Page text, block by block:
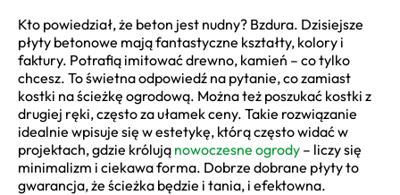
Kto powiedział, że beton jest nudny? Bzdura. Dzisiejsze
płyty betonowe mają fantastyczne kształty, kolory i
faktury. Potrafią imitować drewno, kamień – co tylko
chcesz. To świetna odpowiedź na pytanie, co zamiast
kostki na ścieżkę ogrodową. Można też poszukać kostki z
drugiej ręki, często za ułamek ceny. Takie rozwiązanie
idealnie wpisuje się w estetykę, którą często widać w
projektach, gdzie królują nowoczesne ogrody – liczy się
minimalizm i ciekawa forma. Dobrze dobrane płyty to
gwarancja, że ścieżka będzie i tania, i efektowna.